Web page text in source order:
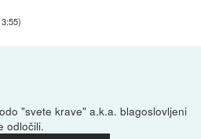
)
"svete krave" a.k.a. blagoslovljeni
odločili.